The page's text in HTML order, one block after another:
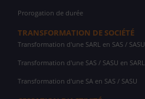
Prorogation de durée
TRANSFORMATION DE SOCIÉTÉ
Transformation d'une SARL en SAS / SASU
Transformation d'une SAS / SASU en SARL
Transformation d'une SA en SAS / SASU